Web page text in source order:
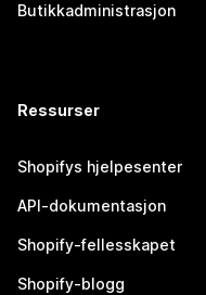
Butikkadministrasjon
Ressurser
Shopifys hjelpesenter
API-dokumentasjon
Shopify-fellesskapet
Shopify-blogg